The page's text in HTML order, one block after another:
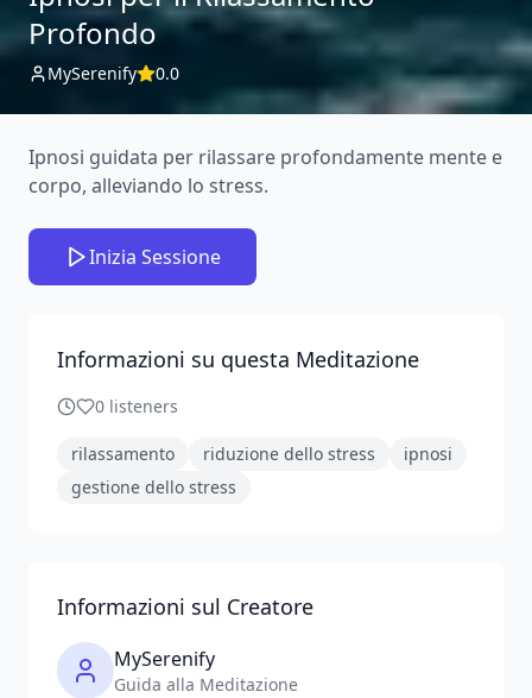
Profondo
MySerenify 0.0
Ipnosi guidata per rilassare profondamente mente e
corpo, alleviando lo stress.
Inizia Sessione
Informazioni su questa Meditazione
0 listeners
rilassamento riduzione dello stress
ipnosi
gestione dello stress
Informazioni sul Creatore
MySerenify
Guida alla Meditazione